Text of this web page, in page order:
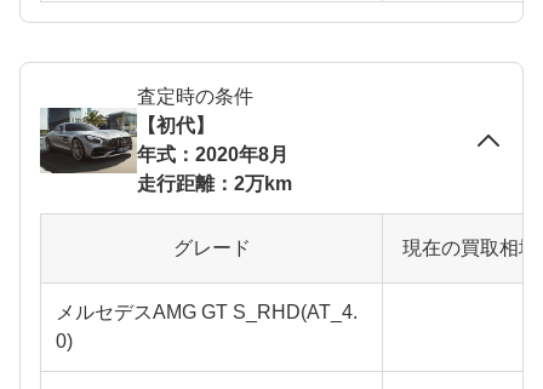
査定時の条件
【初代】
年式：2020年8月
走行距離：2万km
グレード 現在の買取相
メルセデスAMG GT S_RHD(AT_4.
0)